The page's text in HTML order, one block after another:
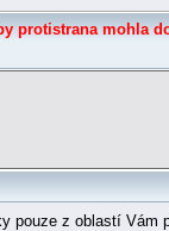
protistrana mohla
pouze z oblastí Vám